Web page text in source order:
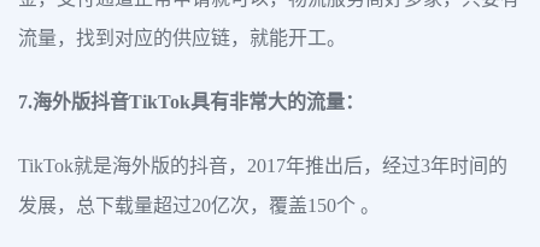
流量，找到对应的供应链，就能开工。
7.海外版抖音TikTok具有非常大的流量：
TikTok就是海外版的抖音，2017年推出后，经过3年时间的
发展，总下载量超过20亿次，覆盖150个 。